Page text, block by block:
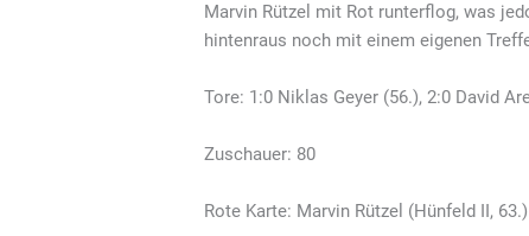
Marvin Rützel mit Rot runterflog, was
hintenraus noch mit einem eigenen
Tore: 1:0 Niklas Geyer (56.), 2:0 David
Zuschauer: 80
Rote Karte: Marvin Rützel (Hünfeld II,